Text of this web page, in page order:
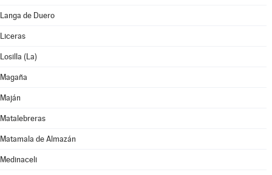
Langa de Duero
Liceras
Losilla (La)
Magaña
Maján
Matalebreras
Matamala de Almazán
Medinaceli